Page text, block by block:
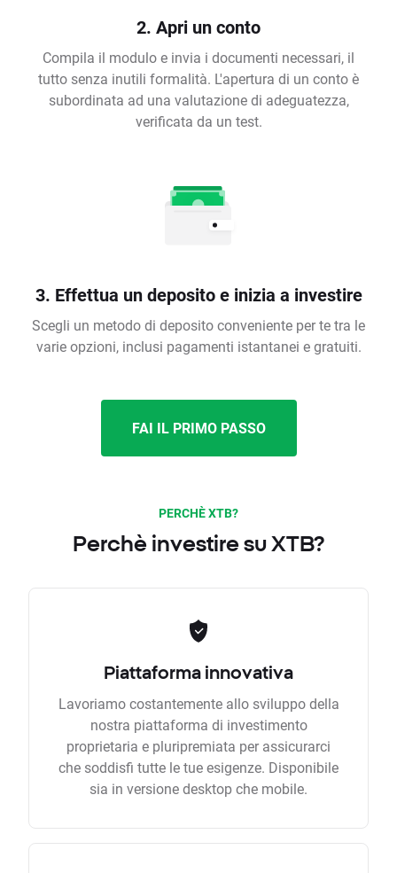
2. Apri un conto
Compila il modulo e invia i documenti necessari, il
tutto senza inutili formalità. L'apertura di un conto è
subordinata ad una valutazione di adeguatezza,
verificata da un test.
3. Effettua un deposito e inizia a investire
Scegli un metodo di deposito conveniente per te tra le
varie opzioni, inclusi pagamenti istantanei e gratuiti.
FAI IL PRIMO PASSO
PERCHÈ XTB?
Perchè investire su XTB?
Piattaforma innovativa
Lavoriamo costantemente allo sviluppo della
nostra piattaforma di investimento
proprietaria e pluripremiata per assicurarci
che soddisfi tutte le tue esigenze. Disponibile
sia in versione desktop che mobile.